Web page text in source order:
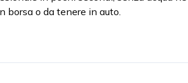
borsa o da tenere in auto.